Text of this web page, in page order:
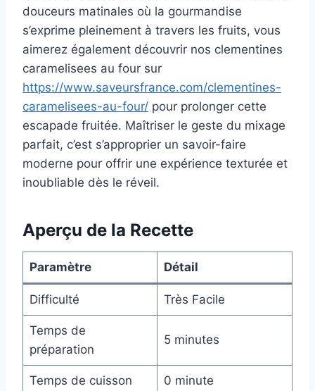
douceurs matinales où la gourmandise
s’exprime pleinement à travers les fruits, vous
aimerez également découvrir nos clementines
caramelisees au four sur
https://www.saveursfrance.com/clementines-
caramelisees-au-four/ pour prolonger cette
escapade fruitée. Maîtriser le geste du mixage
parfait, c’est s’approprier un savoir-faire
moderne pour offrir une expérience texturée et
inoubliable dès le réveil.
Aperçu de la Recette
Paramètre Détail
Difficulté Très Facile
Temps de
préparation
5 minutes
Temps de cuisson 0 minute